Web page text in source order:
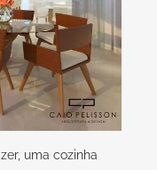
uma cozinha